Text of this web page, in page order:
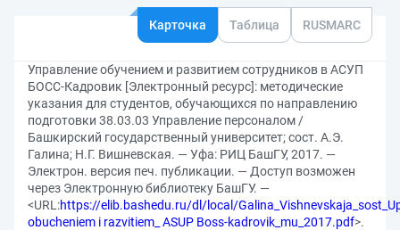
Карточка Таблица RUSMARC
Управление обучением и развитием сотрудников в АСУП
БОСС-Кадровик [Электронный ресурс]: методические
указания для студентов, обучающихся по направлению
подготовки 38.03.03 Управление персоналом /
Башкирский государственный университет; сост. А.Э.
Галина; Н.Г. Вишневская. — Уфа: РИЦ БашГУ, 2017. —
Электрон. версия печ. публикации. — Доступ возможен
через Электронную библиотеку БашГУ. —
<URL:https://elib.bashedu.ru/dl/local/
obucheniem i razvitiem_ ASUP Boss-kadrovik_mu_2017.pdf>.